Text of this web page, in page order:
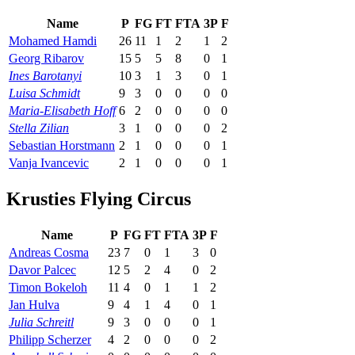
Name P FG FT FTA 3P F
Mohamed Hamdi
26 11 1 2 1
2
Georg Ribarov
15 5 5 8 0
1
Ines Barotanyi
10 3 1 3 0
1
Luisa Schmidt
9 3 0 0 0
0
Maria-Elisabeth Hoff 6 2 0 0 0
0
Stella Zilian
3 1 0 0 0
2
Sebastian Horstmann 2 1 0 0 0
1
Vanja Ivancevic
2 1 0 0 0 1
Krusties Flying Circus
Name P FG FT FTA 3P F
Andreas Cosma
23 7 0 1 3
0
Davor Palcec
12 5 2 4 0
2
Timon Bokeloh
11 4 0 1 1
2
Jan Hulva
9 4 1 4 0
1
Julia Schreitl
9 3 0 0 0
1
Philipp Scherzer
4 2 0 0 0
2